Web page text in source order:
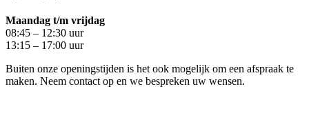
Maandag t/m vrijdag
08:45 – 12:30 uur
13:15 – 17:00 uur
Buiten onze openingstijden is het ook mogelijk om een afspraak te
maken. Neem contact op en we bespreken uw wensen.